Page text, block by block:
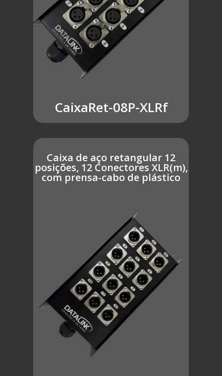
CaixaRet-08P-XLRf
Caixa de aço retangular 12
posições, 12 Conectores XLR(m),
com prensa-cabo de plástico